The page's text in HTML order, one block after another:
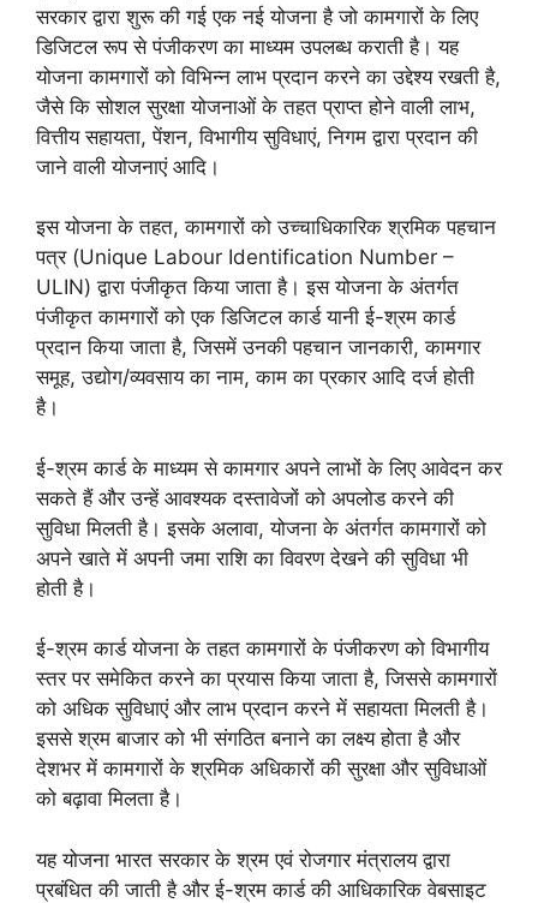
सरकार द्वारा शुरू की गई एक नई योजना है जो कामगारों के लिए
डिजिटल रूप से पंजीकरण का माध्यम उपलब्ध कराती है। यह
योजना कामगारों को विभिन्न लाभ प्रदान करने का उद्देश्य रखती है,
जैसे कि सोशल सुरक्षा योजनाओं के तहत प्राप्त होने वाली लाभ,
वित्तीय सहायता, पेंशन, विभागीय सुविधाएं, निगम द्वारा प्रदान की
जाने वाली योजनाएं आदि।
इस योजना के तहत, कामगारों को उच्चाधिकारिक श्रमिक पहचान
पत्र (Unique Labour Identification Number –
ULIN) द्वारा पंजीकृत किया जाता है। इस योजना के अंतर्गत
पंजीकृत कामगारों को एक डिजिटल कार्ड यानी ई-श्रम कार्ड
प्रदान किया जाता है, जिसमें उनकी पहचान जानकारी, कामगार
समूह, उद्योग/व्यवसाय का नाम, काम का प्रकार आदि दर्ज होती
है।
ई-श्रम कार्ड के माध्यम से कामगार अपने लाभों के लिए आवेदन कर
सकते हैं और उन्हें आवश्यक दस्तावेजों को अपलोड करने की
सुविधा मिलती है। इसके अलावा, योजना के अंतर्गत कामगारों को
अपने खाते में अपनी जमा राशि का विवरण देखने की सुविधा भी
होती है।
ई-श्रम कार्ड योजना के तहत कामगारों के पंजीकरण को विभागीय
स्तर पर समेकित करने का प्रयास किया जाता है, जिससे कामगारों
को अधिक सुविधाएं और लाभ प्रदान करने में सहायता मिलती है।
इससे श्रम बाजार को भी संगठित बनाने का लक्ष्य होता है और
देशभर में कामगारों के श्रमिक अधिकारों की सुरक्षा और सुविधाओं
को बढ़ावा मिलता है।
यह योजना भारत सरकार के श्रम एवं रोजगार मंत्रालय द्वारा
प्रबंधित की जाती है और ई-श्रम कार्ड की आधिकारिक वेबसाइट